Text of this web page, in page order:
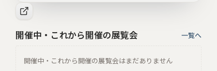
開催中・これから開催の展覧会 一覧へ
開催中・これから開催の展覧会はまだありません